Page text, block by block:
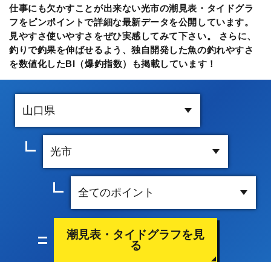
仕事にも欠かすことが出来ない光市の潮見表・タイドグラ
フをピンポイントで詳細な最新データを公開しています。
見やすさ使いやすさをぜひ実感してみて下さい。 さらに、
釣りで釣果を伸ばせるよう、独自開発した魚の釣れやすさ
を数値化したBI（爆釣指数）も掲載しています！
潮見表・タイドグラフを見
る